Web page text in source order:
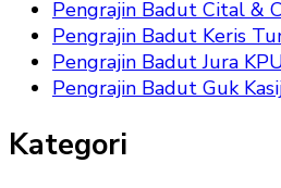
Pengrajin Badut Cital &
Pengrajin Badut Keris
Pengrajin Badut Jura
Pengrajin Badut Guk
Kategori